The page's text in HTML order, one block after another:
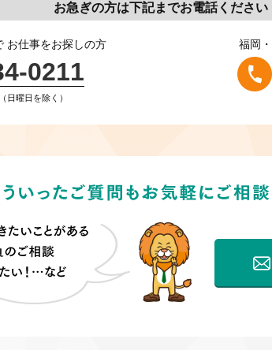
お急ぎの方は下記までお電話ください
お仕事をお探しの方
0211
日曜日を除く）
福岡